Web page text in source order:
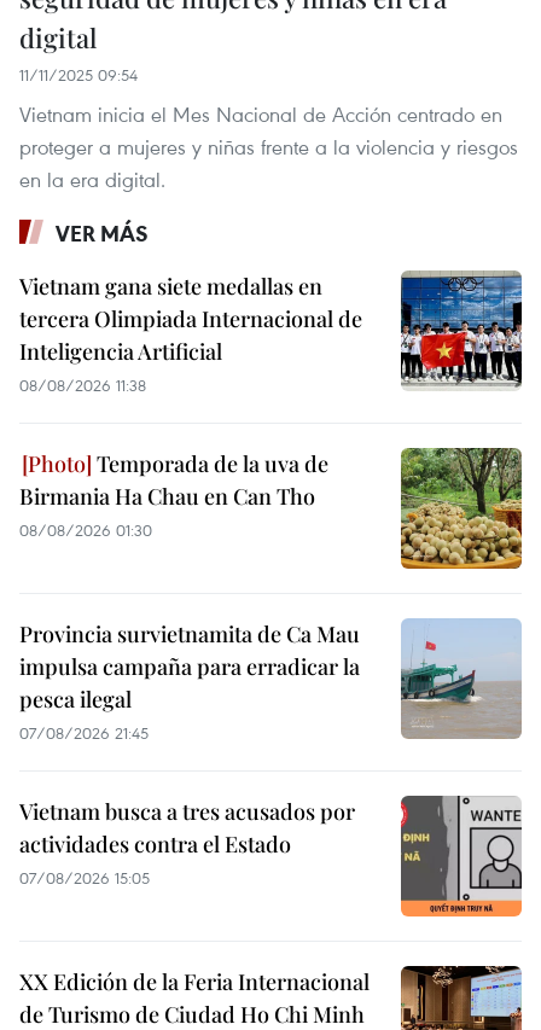
digital
11/11/2025 09:54
Vietnam inicia el Mes Nacional de Acción centrado en
proteger a mujeres y niñas frente a la violencia y riesgos
en la era digital.
VER MÁS
Vietnam gana siete medallas en
tercera Olimpiada Internacional de
Inteligencia Artificial
08/08/2026 11:38
Temporada de la uva de
Birmania Ha Chau en Can Tho
08/08/2026 01:30
Provincia survietnamita de Ca Mau
impulsa campaña para erradicar la
pesca ilegal
07/08/2026 21:45
Vietnam busca a tres acusados por
actividades contra el Estado
07/08/2026 15:05
XX Edición de la Feria Internacional
de Turismo de Ciudad Ho Chi Minh